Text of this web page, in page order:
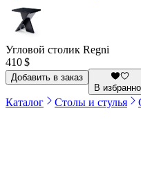
Угловой столик Regni
410 $
Добавить в заказ
В
Каталог Столы и стулья